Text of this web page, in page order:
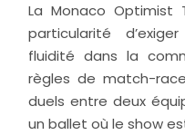
La Monaco Optimist
particularité
fluidité dans la
règles de match-
duels entre deux
un ballet où le show